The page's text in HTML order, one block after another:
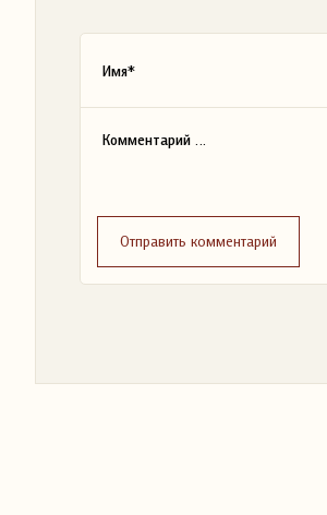
Отправить комментарий